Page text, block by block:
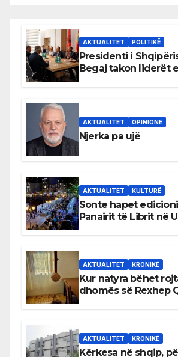
AKTUALITET POLITIKË
Presidenti i
Begaj takon liderët
AKTUALITET OPINIONE
Njerka pa ujë
AKTUALITET KULTURË
Sonte hapet
Panairit të Librit në
AKTUALITET KRONIKË
Kur natyra bëhet
dhomës së Rexhep
AKTUALITET KRONIKË
Kërkesa në shqip,